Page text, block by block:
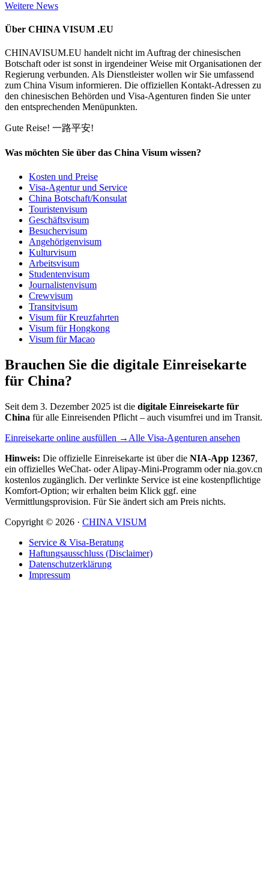
Weitere News
Über CHINA VISUM .EU
CHINAVISUM.EU handelt nicht im Auftrag der chinesischen
Botschaft oder ist sonst in irgendeiner Weise mit Organisationen der
Regierung verbunden. Als Dienstleister wollen wir Sie umfassend
zum China Visum informieren. Die offiziellen Kontakt-Adressen zu
den chinesischen Behörden und Visa-Agenturen finden Sie unter
den entsprechenden Menüpunkten.
Gute Reise! 一路平安!
Was möchten Sie über das China Visum wissen?
Kosten und Preise
Visa-Agentur und Service
China Botschaft/Konsulat
Touristenvisum
Geschäftsvisum
Besuchervisum
Angehörigenvisum
Kulturvisum
Arbeitsvisum
Studentenvisum
Journalistenvisum
Crewvisum
Transitvisum
Visum für Kreuzfahrten
Visum für Hongkong
Visum für Macao
Brauchen Sie die digitale Einreisekarte
für China?
Seit dem 3. Dezember 2025 ist die digitale Einreisekarte für
China für alle Einreisenden Pflicht – auch visumfrei und im Transit.
Einreisekarte online ausfüllen → Alle Visa-Agenturen ansehen
Hinweis: Die offizielle Einreisekarte ist über die NIA-App 12367,
ein offizielles WeChat- oder Alipay-Mini-Programm oder nia.gov.cn
kostenlos zugänglich. Der verlinkte Service ist eine kostenpflichtige
Komfort-Option; wir erhalten beim Klick ggf. eine
Vermittlungsprovision. Für Sie ändert sich am Preis nichts.
Copyright © 2026 · CHINA VISUM
Service & Visa-Beratung
Haftungsausschluss (Disclaimer)
Datenschutzerklärung
Impressum